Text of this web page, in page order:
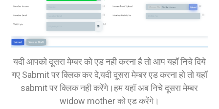
यदी आपको दूसरा मेम्बर को एड नही करना है तो आप यहॉ निचे दिये
गए Sabmit पर क्लिक कर दे,यदी दूसरा मेम्बर एड करना हो तो यहॉ
sabmit पर क्लिक नही करेंगे।हम यहॉ अब निचे दूसरा मेम्बर
widow mother को एड करेंगे।